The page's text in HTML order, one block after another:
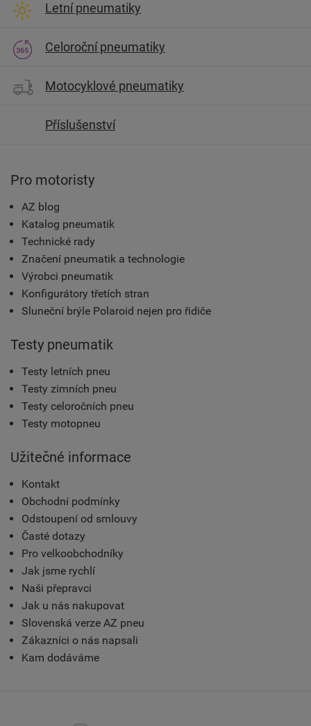
Letní pneumatiky
Celoroční pneumatiky
Motocyklové pneumatiky
Příslušenství
Pro motoristy
AZ blog
Katalog pneumatik
Technické rady
Značení pneumatik a technologie
Výrobci pneumatik
Konfigurátory třetích stran
Sluneční brýle Polaroid nejen pro řidiče
Testy pneumatik
Testy letních pneu
Testy zimních pneu
Testy celoročních pneu
Testy motopneu
Užitečné informace
Kontakt
Obchodní podmínky
Odstoupení od smlouvy
Časté dotazy
Pro velkoobchodníky
Jak jsme rychlí
Naši přepravci
Jak u nás nakupovat
Slovenská verze AZ pneu
Zákazníci o nás napsali
Kam dodáváme